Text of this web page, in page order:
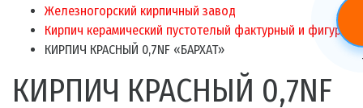
Железногорский кирпичный завод
Кирпич керамический пустотелый фактурный и фигурный
КИРПИЧ КРАСНЫЙ 0,7NF «БАРХАТ»
КИРПИЧ КРАСНЫЙ 0,7NF